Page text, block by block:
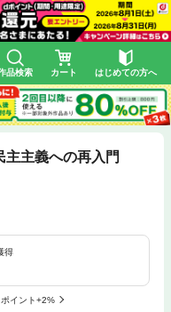
品検索 カート はじめての方へ
主義への再入門
得
イント+2%